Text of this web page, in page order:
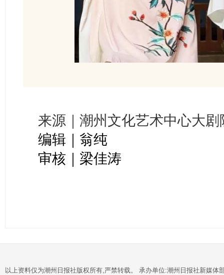
来源｜潮州文化艺术中心大剧
编辑｜翁纯
审核｜梁佳涛
以上资料仅为潮州日报社版权所有,严禁转载。 承办单位:潮州日报社新媒体